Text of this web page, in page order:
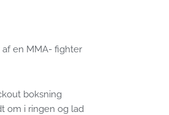
en MMA- fighter
boksning
om i ringen og lad